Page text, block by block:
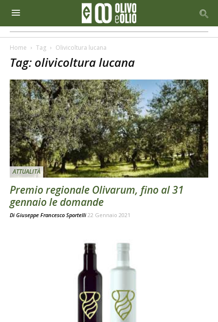
Home Tag Olivicoltura lucana
Tag: olivicoltura lucana
ATTUALITÀ
Premio regionale Olivarum, fino al 31
gennaio le domande
Di Giuseppe Francesco Sportelli 22 Gennaio 2021